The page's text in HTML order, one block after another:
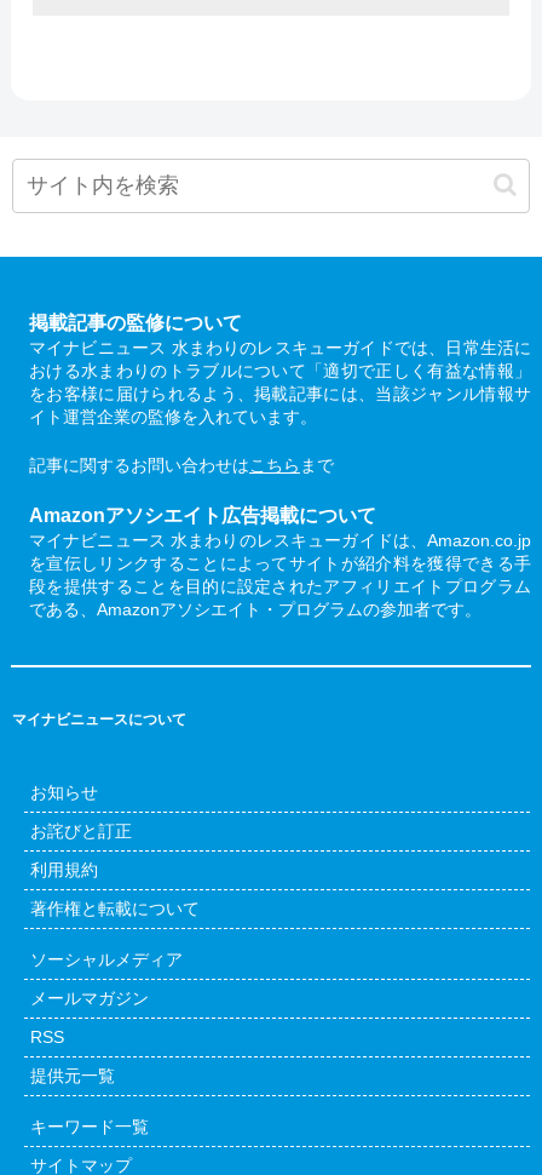
掲載記事の監修について
マイナビニュース 水まわりのレスキューガイドでは、日常生活に
おける水まわりのトラブルについて「適切で正しく有益な情報」
をお客様に届けられるよう、掲載記事には、当該ジャンル情報サ
イト運営企業の監修を入れています。
記事に関するお問い合わせはこちら まで
Amazonアソシエイト広告掲載について
マイナビニュース 水まわりのレスキューガイドは、Amazon.co.jp
を宣伝しリンクすることによってサイトが紹介料を獲得できる手
段を提供することを目的に設定されたアフィリエイトプログラム
である、Amazonアソシエイト・プログラムの参加者です。
マイナビニュースについて
お知らせ
お詫びと訂正
利用規約
著作権と転載について
ソーシャルメディア
メールマガジン
RSS
提供元一覧
キーワード一覧
サイトマップ